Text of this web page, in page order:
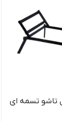
تسمه ای